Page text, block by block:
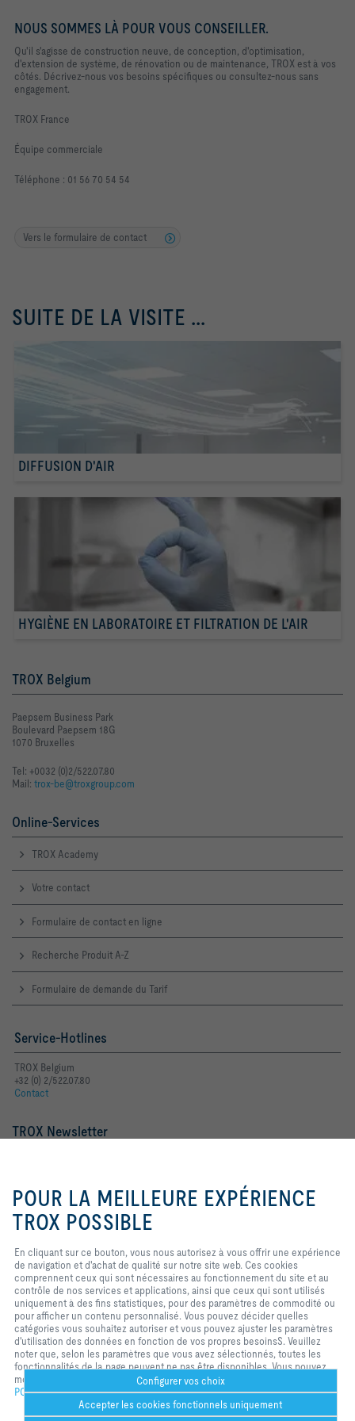
NOUS SOMMES LÀ POUR VOUS CONSEILLER.
Qu'il s'agisse de construction neuve, de conception, d'optimisation,
d'extension de système, de rénovation ou de maintenance, TROX est à vos
côtés. Décrivez-nous vos besoins spécifiques ou consultez-nous sans
engagement.
TROX France
Équipe commerciale
Téléphone : 01 56 70 54 54
Vers le formulaire de contact
SUITE DE LA VISITE ...
DIFFUSION D'AIR
HYGIÈNE EN LABORATOIRE ET FILTRATION DE L'AIR
TROX Belgium
Paepsem Business Park
Boulevard Paepsem 18G
1070 Bruxelles
Tel: +0032 (0)2/522.07.80
Mail: trox-be@troxgroup.com
Online-Services
TROX Academy
Votre contact
Formulaire de contact en ligne
Recherche Produit A-Z
Formulaire de demande du Tarif
Service-Hotlines
TROX Belgium
+32 (0) 2/522.07.80
Contact
TROX Newsletter
Mentions légales Login
Home Contacts Imprint
Conditions de livraison et de paiement
Confidentialité
2026 © S.A. TROX Belgium/TROX Belgium N.V.
nous autorisez à vous offrir une
expérience de navigation et
d'achat de qualité sur notre site
web. Ces cookies comprennent
fonctionnement du site et au
contrôle de nos services et
applications, ainsi que ceux qui
sont utilisés uniquement à des
fins statistiques, pour des
paramètres de commodité ou pour
afficher un contenu personnalisé.
Vous pouvez décider quelles
catégories vous souhaitez
autoriser et vous pouvez ajuster
les paramètres d'utilisation des
données en fonction de vos
propres besoinsS. Veuillez noter
que, selon les paramètres que
POUR LA MEILLEURE EXPÉRIENCE
TROX POSSIBLE
En cliquant sur ce bouton, vous nous autorisez à vous offrir une expérience
de navigation et d'achat de qualité sur notre site web. Ces cookies
comprennent ceux qui sont nécessaires au fonctionnement du site et au
contrôle de nos services et applications, ainsi que ceux qui sont utilisés
uniquement à des fins statistiques, pour des paramètres de commodité ou
pour afficher un contenu personnalisé. Vous pouvez décider quelles
catégories vous souhaitez autoriser et vous pouvez ajuster les paramètres
d'utilisation des données en fonction de vos propres besoinsS. Veuillez
noter que, selon les paramètres que vous avez sélectionnés, toutes les
fonctionnalités de la page peuvent ne pas être disponibles. Vous pouvez
modifier votre sélection à tout moment.
POLICY
Configurer vos choix
Accepter les cookies fonctionnels uniquement